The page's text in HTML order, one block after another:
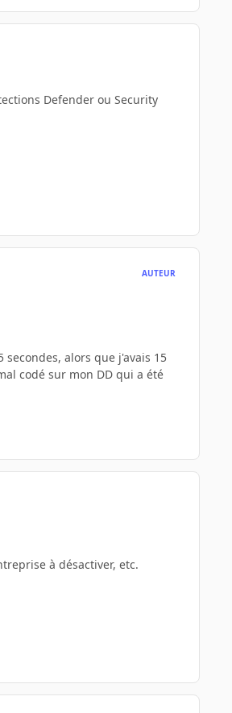
Defender ou Security
AUTEUR
alors que j'avais 15
codé sur mon DD qui a été
à désactiver, etc.